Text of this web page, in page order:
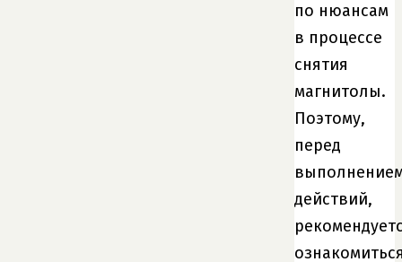
по нюансам
в процессе
снятия
магнитолы.
Поэтому,
перед
действий,